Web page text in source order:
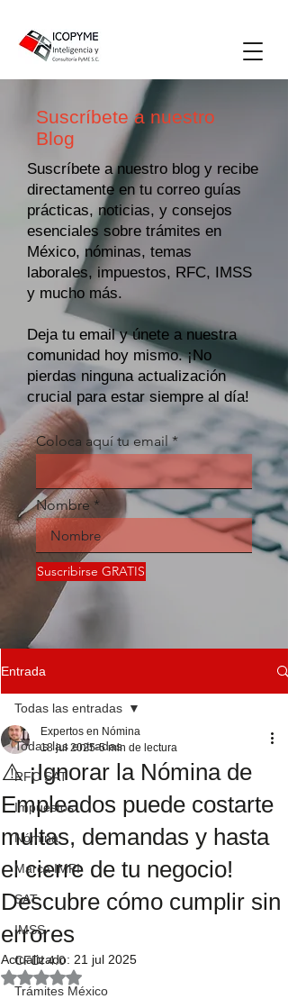
Suscríbete a nuestro
Blog
Suscríbete a nuestro blog y recibe
directamente en tu correo guías
prácticas, noticias, y consejos
esenciales sobre trámites en
México, nóminas, temas
laborales, impuestos, RFC, IMSS
y mucho más.
Deja tu email y únete a nuestra
comunidad hoy mismo. ¡No
pierdas ninguna actualización
crucial para estar siempre al día!
Coloca aquí tu email
Nombre
Suscribirse GRATIS
Entrada
Todas las entradas
RFC SAT
Impuestos
Nómina
Marca IMPI
SAT
IMSS
CFDI 4.0
Trámites México
Todas las entradas
⚠️ ¡Ignorar la Nómina de
Empleados puede costarte
multas, demandas y hasta
el cierre de tu negocio!
Descubre cómo cumplir sin
errores
Expertos en Nómina
18 jul 2025 5 min de lectura
Actualizado: 21 jul 2025
Obtuvo NaN de 5 estrellas.